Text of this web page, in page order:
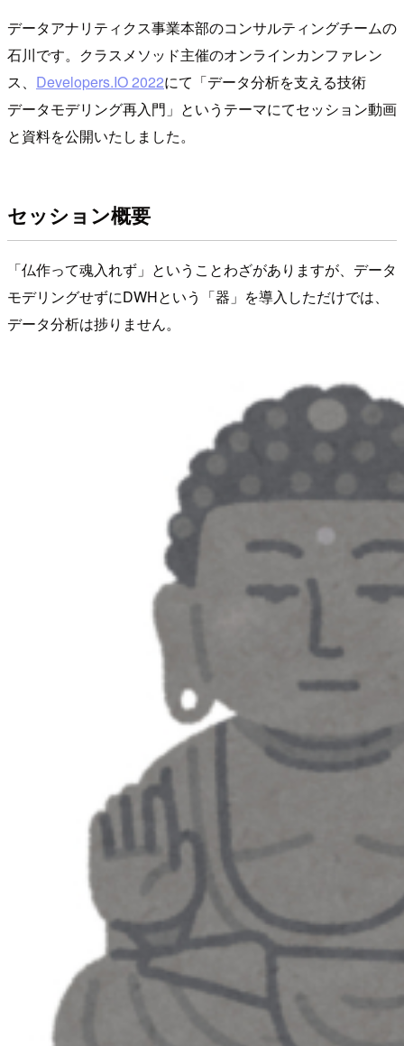
データアナリティクス事業本部のコンサルティングチームの
石川です。クラスメソッド主催のオンラインカンファレン
ス、 Developers.IO 2022にて「データ分析を支える技術
データモデリング再入門」というテーマにてセッション動画
と資料を公開いたしました。
セッション概要
「仏作って魂入れず」ということわざがありますが、データ
モデリングせずにDWHという「器」を導入しただけでは、
データ分析は捗りません。